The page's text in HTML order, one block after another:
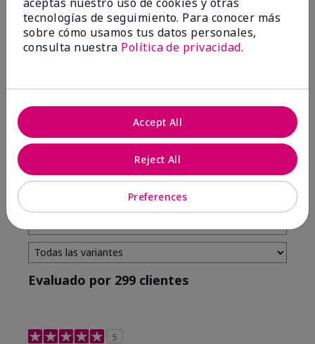
4 estrellas
7
3 estrellas
1 estrella
3
Tono De Piel
Filtrar
reseñas
por
piel
Evaluado por 299 clientes
5
tecnologías de seguimiento. Para conocer más
sobre cómo usamos tus datos personales,
consulta nuestra Política de privacidad.
Preferences
Reject All
Accept All